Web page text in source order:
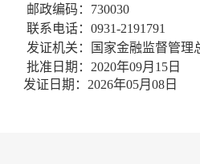
邮政编码：730030
联系电话：0931-2191791
发证机关：国家金融监督管理
批准日期：2020年09月15日
发证日期：2026年05月08日